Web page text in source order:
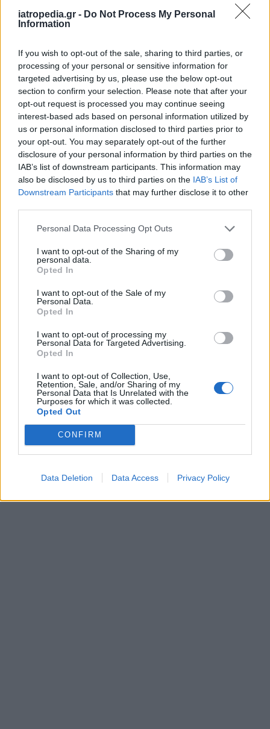
iatropedia.gr - Do Not Process My Personal
Information
If you wish to opt-out of the sale, sharing to third parties, or
processing of your personal or sensitive information for
targeted advertising by us, please use the below opt-out
section to confirm your selection. Please note that after your
opt-out request is processed you may continue seeing
interest-based ads based on personal information utilized by
us or personal information disclosed to third parties prior to
your opt-out. You may separately opt-out of the further
disclosure of your personal information by third parties on the
IAB’s list of downstream participants. This information may
also be disclosed by us to third parties on the IAB’s List of
Downstream Participants that may further disclose it to other
Personal Data Processing Opt Outs
I want to opt-out of the Sharing of my
personal data.
Opted In
I want to opt-out of the Sale of my
Personal Data.
Opted In
I want to opt-out of processing my
Personal Data for Targeted Advertising.
Opted In
I want to opt-out of Collection, Use,
Retention, Sale, and/or Sharing of my
Personal Data that Is Unrelated with the
Purposes for which it was collected.
Opted Out
CONFIRM
Data Deletion Data Access Privacy Policy
ΕΦΗΜΕΡΕΥΟΝΤΑ ΝΟΣΟΚΟΜΕΙΑ